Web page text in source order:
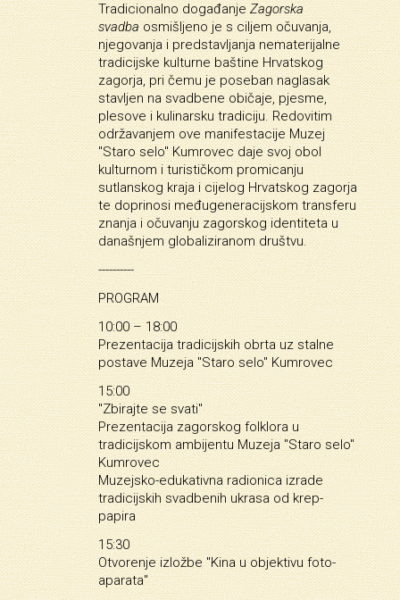
Tradicionalno događanjeZagorska
svadbaosmišljeno je s ciljem očuvanja,
njegovanja i predstavljanja nematerijalne
tradicijske kulturne baštine Hrvatskog
zagorja, pri čemu je poseban naglasak
stavljen na svadbene običaje, pjesme,
plesove i kulinarsku tradiciju. Redovitim
održavanjem ove manifestacije Muzej
"Staro selo" Kumrovec daje svoj obol
kulturnom i turističkom promicanju
sutlanskog kraja i cijelog Hrvatskog zagorja
te doprinosi međugeneracijskom transferu
znanja i očuvanju zagorskog identiteta u
današnjem globaliziranom društvu.
----------
PROGRAM
10:00 – 18:00
Prezentacija tradicijskih obrta uz stalne
postave Muzeja "Staro selo" Kumrovec
15:00
"Zbirajte se svati"
Prezentacija zagorskog folklora u
tradicijskom ambijentu Muzeja "Staro selo"
Kumrovec
Muzejsko-edukativna radionica izrade
tradicijskih svadbenih ukrasa od krep-
papira
15:30
Otvorenje izložbe "Kina u objektivu foto-
aparata"